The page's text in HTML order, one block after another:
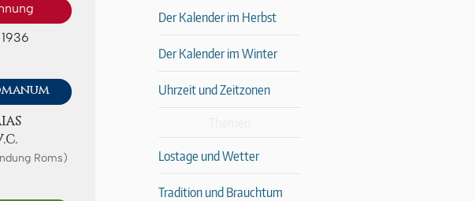
Roms)
Der Kalender im Herbst
Der Kalender im Winter
Uhrzeit und Zeitzonen
Lostage und Wetter
Tradition und Brauchtum